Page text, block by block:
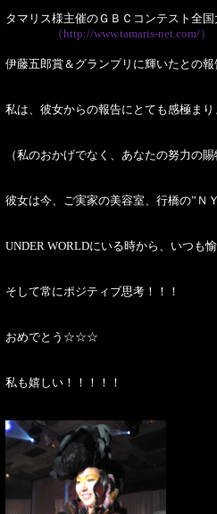
タマリス様主催のＧＢＣコンテスト全国
（http://www.tamaris-net.com/）
伊藤五郎賞＆グランプリに輝いたとの報
私は、彼女からの報告にとても感極まり
（私のおかげでなく、あなたの努力の賜
彼女は今、ご実家の美容室、行橋の”Ｎ
UNDER WORLDにいる時から、いつも
そして常にポジティブ思考！！！
おめでとう☆☆☆
私も嬉しい！！！！！